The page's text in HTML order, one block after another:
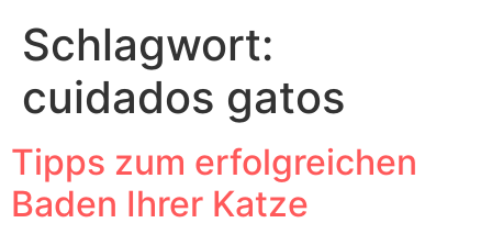
Schlagwort:
cuidados gatos
Tipps zum erfolgreichen
Baden Ihrer Katze